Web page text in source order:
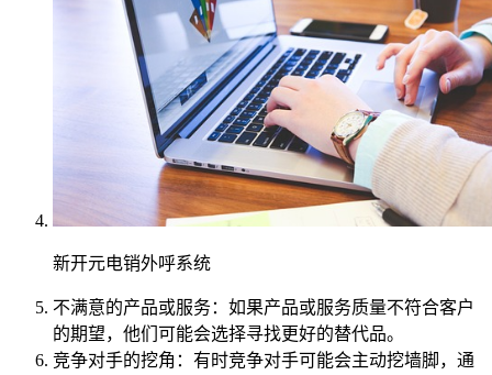
新开元电销外呼系统
不满意的产品或服务：如果产品或服务质量不符合客户
的期望，他们可能会选择寻找更好的替代品。
竞争对手的挖角：有时竞争对手可能会主动挖墙脚，通